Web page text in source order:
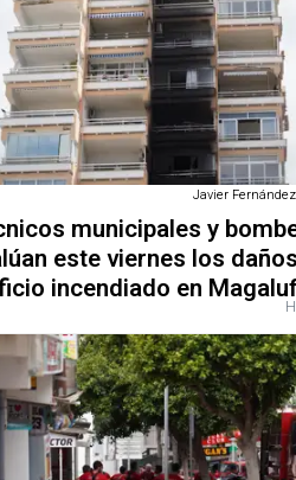
Javier
municipales y
este viernes los
incendiado en